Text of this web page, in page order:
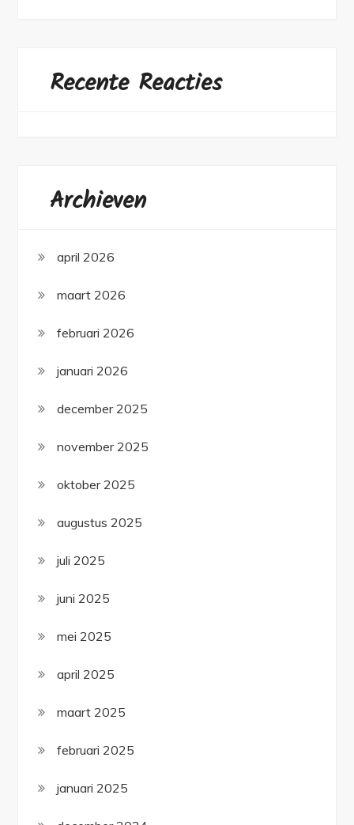
Recente Reacties
Archieven
april 2026
maart 2026
februari 2026
januari 2026
december 2025
november 2025
oktober 2025
augustus 2025
juli 2025
juni 2025
mei 2025
april 2025
maart 2025
februari 2025
januari 2025